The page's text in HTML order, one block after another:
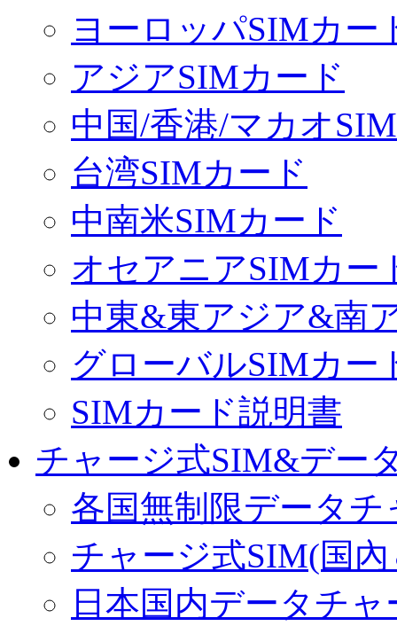
ヨーロッパSIMカー
アジアSIMカード
中国/香港/マカオ
台湾SIMカード
中南米SIMカード
オセアニアSIMカー
中東&東アジア&南
グローバルSIMカー
SIMカード説明書
チャージ式SIM&デー
各国無制限データチ
チャージ式SIM(国
日本国内データチャ